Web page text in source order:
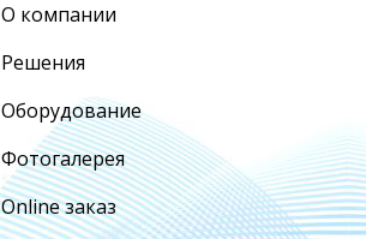
О компании
Решения
Оборудование
Фотогалерея
Online заказ